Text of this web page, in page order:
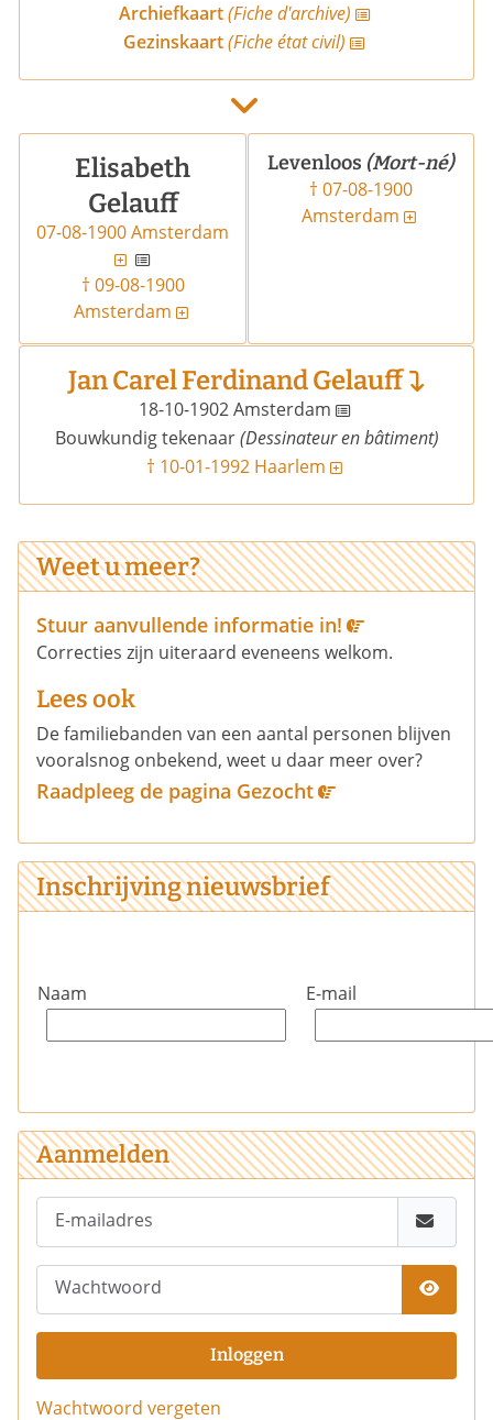
Archiefkaart(Fiche d'archive)
Gezinskaart(Fiche état civil)
Elisabeth
Gelauff
07-08-1900 Amsterdam
† 09-08-1900
Amsterdam
Levenloos (Mort-né)
† 07-08-1900
Amsterdam
Jan Carel Ferdinand Gelauff
18-10-1902 Amsterdam
Bouwkundig tekenaar (Dessinateur en bâtiment)
† 10-01-1992 Haarlem
Weet u meer?
Stuur aanvullende informatie in!
Correcties zijn uiteraard eveneens welkom.
Lees ook
De familiebanden van een aantal personen blijven
vooralsnog onbekend, weet u daar meer over?
Raadpleeg de pagina Gezocht
Inschrijving nieuwsbrief
Naam E-mail
Aanmelden
E-mailadres
Wachtwoord
Toon
Inloggen
Wachtwoord vergeten